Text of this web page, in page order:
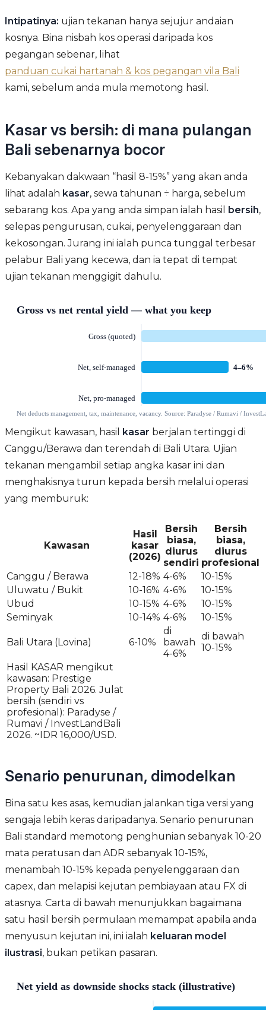
Intipatinya: ujian tekanan hanya sejujur andaian
kosnya. Bina nisbah kos operasi daripada kos
pegangan sebenar, lihat
panduan cukai hartanah & kos pegangan vila Bali
kami, sebelum anda mula memotong hasil.
Kasar vs bersih: di mana pulangan
Bali sebenarnya bocor
Kebanyakan dakwaan “hasil 8-15%” yang akan anda
lihat adalah kasar, sewa tahunan ÷ harga, sebelum
sebarang kos. Apa yang anda simpan ialah hasil bersih,
selepas pengurusan, cukai, penyelenggaraan dan
kekosongan. Jurang ini ialah punca tunggal terbesar
pelabur Bali yang kecewa, dan ia tepat di tempat
ujian tekanan menggigit dahulu.
Mengikut kawasan, hasil kasar berjalan tertinggi di
Canggu/Berawa dan terendah di Bali Utara. Ujian
tekanan mengambil setiap angka kasar ini dan
menghakisnya turun kepada bersih melalui operasi
yang memburuk:
Kawasan
Hasil
kasar
(2026)
Bersih
biasa,
diurus
sendiri
Bersih
biasa,
diurus
profesional
Canggu / Berawa
12-18% 4-6%
10-15%
Uluwatu / Bukit
10-16% 4-6%
10-15%
Ubud
10-15% 4-6%
10-15%
Seminyak
10-14% 4-6% 10-15%
Bali Utara (Lovina) 6-10%
di
bawah
4-6%
di bawah
10-15%
Hasil KASAR mengikut
kawasan: Prestige
Property Bali 2026. Julat
bersih (sendiri vs
profesional): Paradyse /
Rumavi / InvestLandBali
2026. ~IDR 16,000/USD.
Senario penurunan, dimodelkan
Bina satu kes asas, kemudian jalankan tiga versi yang
sengaja lebih keras daripadanya. Senario penurunan
Bali standard memotong penghunian sebanyak 10-20
mata peratusan dan ADR sebanyak 10-15%,
menambah 10-15% kepada penyelenggaraan dan
capex, dan melapisi kejutan pembiayaan atau FX di
atasnya. Carta di bawah menunjukkan bagaimana
satu hasil bersih permulaan memampat apabila anda
menyusun kejutan ini, ini ialah keluaran model
ilustrasi, bukan petikan pasaran.